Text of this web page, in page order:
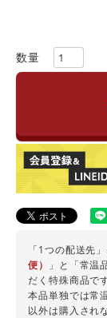
「1つの配送先
便）
」と「常温
だく特殊商品です
本品単独では常
以外は購入され